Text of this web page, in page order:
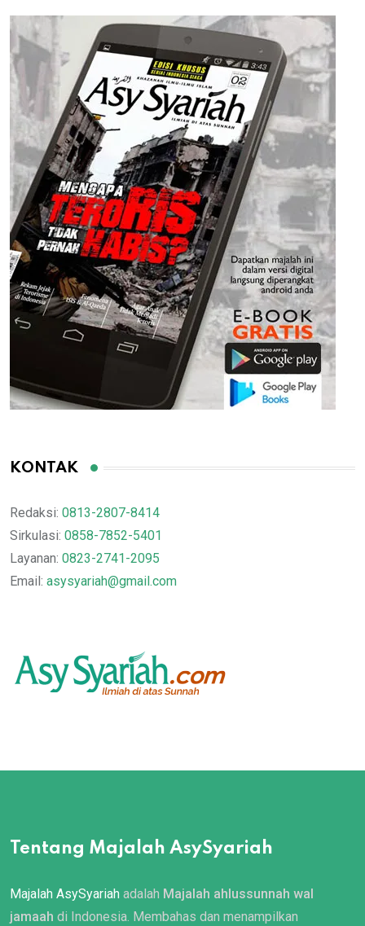
KONTAK
Redaksi: 0813-2807-8414
Sirkulasi: 0858-7852-5401
Layanan: 0823-2741-2095
Email: asysyariah@gmail.com
Tentang Majalah AsySyariah
Majalah AsySyariah adalah Majalah ahlussunnah wal
jamaah di Indonesia. Membahas dan menampilkan